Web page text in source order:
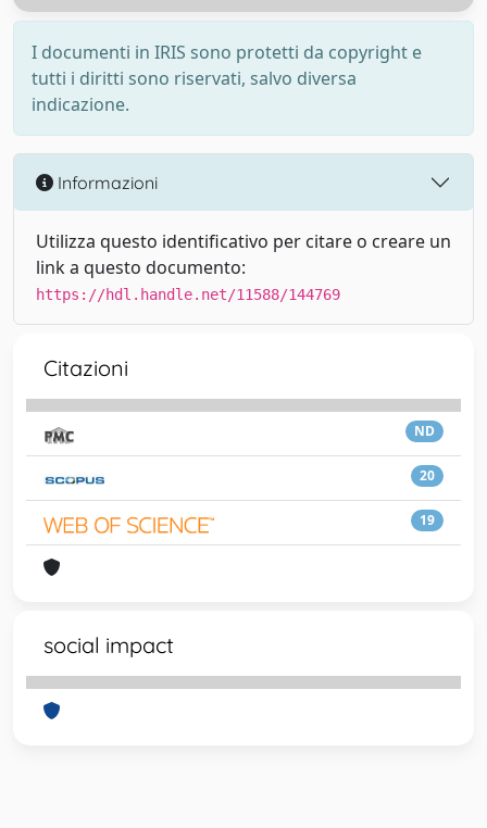
I documenti in IRIS sono protetti da copyright e
tutti i diritti sono riservati, salvo diversa
indicazione.
Informazioni
Utilizza questo identificativo per citare o creare un
link a questo documento:
https://hdl.handle.net/11588/144769
Citazioni
ND
20
19
social impact